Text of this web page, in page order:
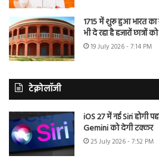
1715 में शुरू हुआ भारत
भी दे रहा है हजारों छात्रों
19 July 2026 - 7:14 PM
टेक्नोलॉजी
iOS 27 में नई Siri होगी
Gemini को देगी टक्कर
25 July 2026 - 7:52 PM